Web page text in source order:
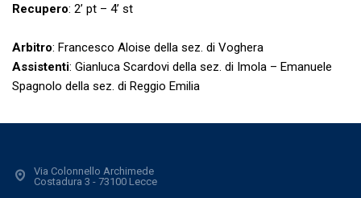
Recupero: 2’ pt – 4’ st
Arbitro: Francesco Aloise della sez. di Voghera
Assistenti: Gianluca Scardovi della sez. di Imola – Emanuele
Spagnolo della sez. di Reggio Emilia
Via Colonnello Archimede
Costadura 3 - 73100 Lecce